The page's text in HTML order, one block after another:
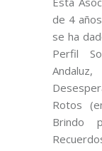
de 4
se ha
Perfil
Rotos
Brindo